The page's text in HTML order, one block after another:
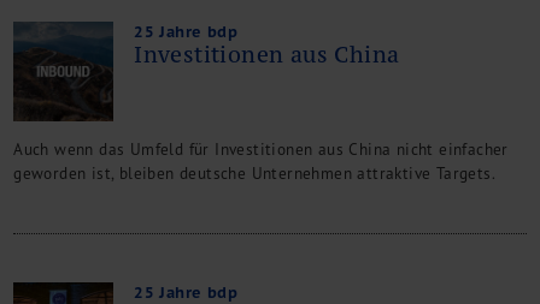
25 Jahre bdp
Investitionen aus China
Auch wenn das Umfeld für Investitionen aus China nicht einfacher
geworden ist, bleiben deutsche Unternehmen attraktive Targets.
25 Jahre bdp